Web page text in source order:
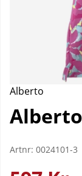
Alberto
Artnr: 0024101-3